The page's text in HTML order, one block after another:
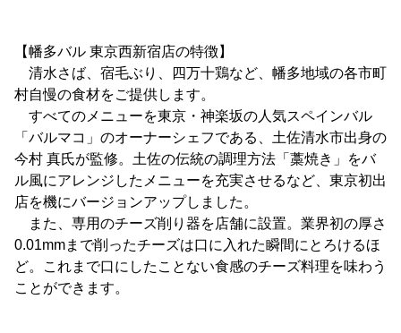
【幡多バル 東京西新宿店の特徴】
清水さば、宿毛ぶり、四万十鶏など、幡多地域の各市町
村自慢の食材をご提供します。
すべてのメニューを東京・神楽坂の人気スペインバル
「バルマコ」のオーナーシェフである、土佐清水市出身の
今村 真氏が監修。土佐の伝統の調理方法「藁焼き」をバ
ル風にアレンジしたメニューを充実させるなど、東京初出
店を機にバージョンアップしました。
また、専用のチーズ削り器を店舗に設置。業界初の厚さ
0.01mmまで削ったチーズは口に入れた瞬間にとろけるほ
ど。これまで口にしたことない食感のチーズ料理を味わう
ことができます。